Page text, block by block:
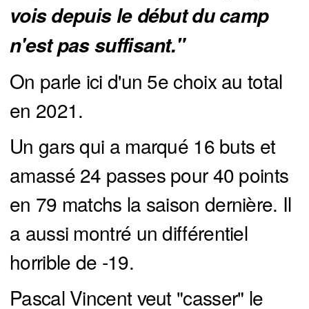
vois depuis le début du camp
n'est pas suffisant."
On parle ici d'un 5e choix au total
en 2021.
Un gars qui a marqué 16 buts et
amassé 24 passes pour 40 points
en 79 matchs la saison dernière. Il
a aussi montré un différentiel
horrible de -19.
Pascal Vincent veut "casser" le